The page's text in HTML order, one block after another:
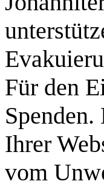
Für den
Ihrer
vom